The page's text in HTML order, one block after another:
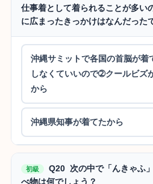
仕事着として着られることが多い
に広まったきっかけはなんだった
沖縄サミットで各国の首脳が着
しなくていいので➁クールビズ
から
沖縄県知事が着てたから
初級
Q20 次の中で「んきゃふ
べ物は何でしょう？